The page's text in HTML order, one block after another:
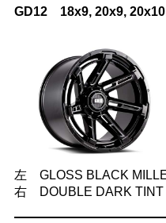
GD12 18x9, 20x9,
左 GLOSS BLACK
右 DOUBLE DARK TINT